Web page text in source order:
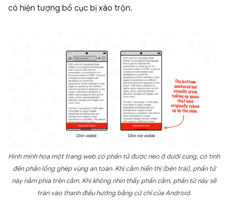
có hiện tượng bố cục bị xáo trộn.
Hình minh hoạ một trang web có phần tử được neo ở dưới cùng, có tính
đến phần lồng ghép vùng an toàn. Khi cằm hiển thị (bên trái), phần tử
này nằm phía trên cằm. Khi không nhìn thấy phần cằm, phần tử này sẽ
tràn vào thanh điều hướng bằng cử chỉ của Android.